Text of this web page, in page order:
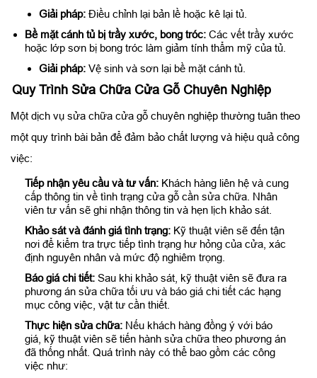
Giải pháp: Điều chỉnh lại bản lề hoặc kê lại tủ.
Bề mặt cánh tủ bị trầy xước, bong tróc: Các vết trầy xước
hoặc lớp sơn bị bong tróc làm giảm tính thẩm mỹ của tủ.
Giải pháp: Vệ sinh và sơn lại bề mặt cánh tủ.
Quy Trình Sửa Chữa Cửa Gỗ Chuyên Nghiệp
Một dịch vụ sửa chữa cửa gỗ chuyên nghiệp thường tuân theo
một quy trình bài bản để đảm bảo chất lượng và hiệu quả công
việc:
Tiếp nhận yêu cầu và tư vấn: Khách hàng liên hệ và cung
cấp thông tin về tình trạng cửa gỗ cần sửa chữa. Nhân
viên tư vấn sẽ ghi nhận thông tin và hẹn lịch khảo sát.
Khảo sát và đánh giá tình trạng: Kỹ thuật viên sẽ đến tận
nơi để kiểm tra trực tiếp tình trạng hư hỏng của cửa, xác
định nguyên nhân và mức độ nghiêm trọng.
Báo giá chi tiết: Sau khi khảo sát, kỹ thuật viên sẽ đưa ra
phương án sửa chữa tối ưu và báo giá chi tiết các hạng
mục công việc, vật tư cần thiết.
Thực hiện sửa chữa: Nếu khách hàng đồng ý với báo
giá, kỹ thuật viên sẽ tiến hành sửa chữa theo phương án
đã thống nhất. Quá trình này có thể bao gồm các công
việc như: